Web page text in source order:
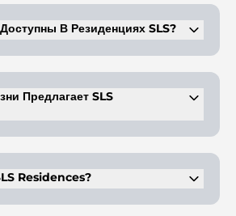
и расположением на первой
полумесяца острова Пальма
В Резиденциях SLS?
игровые площадки.
Предлагает SLS
к пляжному клубу и близостью к
Residences?